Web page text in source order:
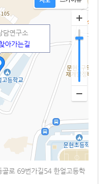
담연구소
아가는길
골로 69번가길54 한얼고등학